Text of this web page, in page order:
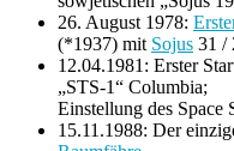
26. August 1978:
(*1937) mit Sojus 31 /
12.04.1981: Erster
„STS-1“ Columbia;
Einstellung des Space
15.11.1988: Der